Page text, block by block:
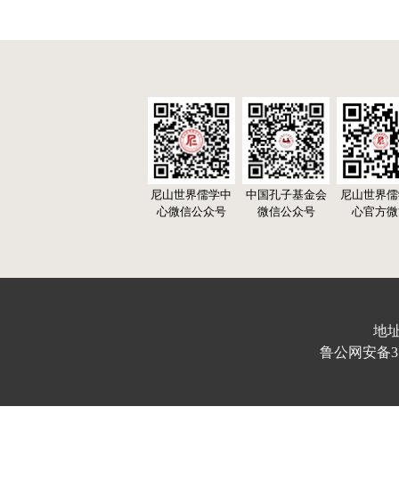
尼山世界儒学中
心微信公众号
中国孔子基金会
微信公众号
尼山世界
心官方
地
鲁公网安备